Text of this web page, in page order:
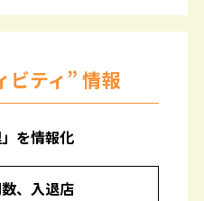
ビティ” 情報
」を情報化
、入退店